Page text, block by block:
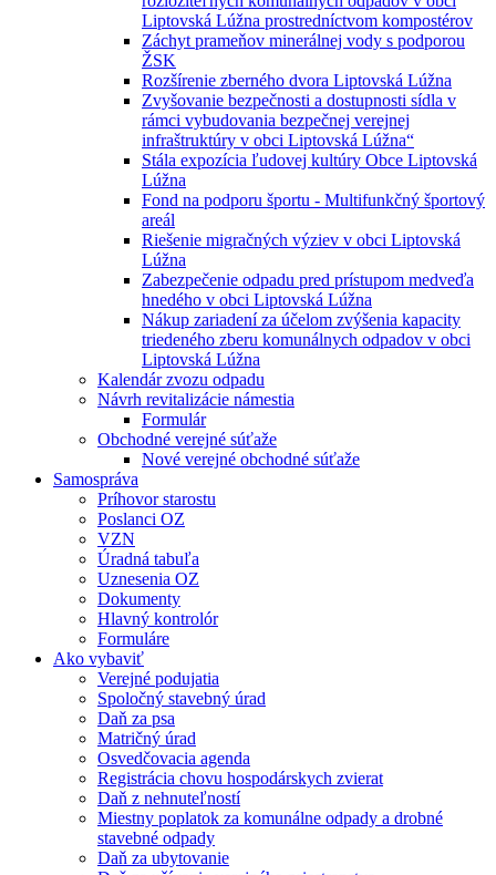
Liptovská Lúžna prostredníctvom kompostérov
Záchyt prameňov minerálnej vody s podporou
ŽSK
Rozšírenie zberného dvora Liptovská Lúžna
Zvyšovanie bezpečnosti a dostupnosti sídla v
rámci vybudovania bezpečnej verejnej
infraštruktúry v obci Liptovská Lúžna“
Stála expozícia ľudovej kultúry Obce Liptovská
Lúžna
Fond na podporu športu - Multifunkčný športový
areál
Riešenie migračných výziev v obci Liptovská
Lúžna
Zabezpečenie odpadu pred prístupom medveďa
hnedého v obci Liptovská Lúžna
Nákup zariadení za účelom zvýšenia kapacity
triedeného zberu komunálnych odpadov v obci
Liptovská Lúžna
Kalendár zvozu odpadu
Návrh revitalizácie námestia
Formulár
Obchodné verejné súťaže
Nové verejné obchodné súťaže
Samospráva
Príhovor starostu
Poslanci OZ
VZN
Úradná tabuľa
Uznesenia OZ
Dokumenty
Hlavný kontrolór
Formuláre
Ako vybaviť
Verejné podujatia
Spoločný stavebný úrad
Daň za psa
Matričný úrad
Osvedčovacia agenda
Registrácia chovu hospodárskych zvierat
Daň z nehnuteľností
Miestny poplatok za komunálne odpady a drobné
stavebné odpady
Daň za ubytovanie